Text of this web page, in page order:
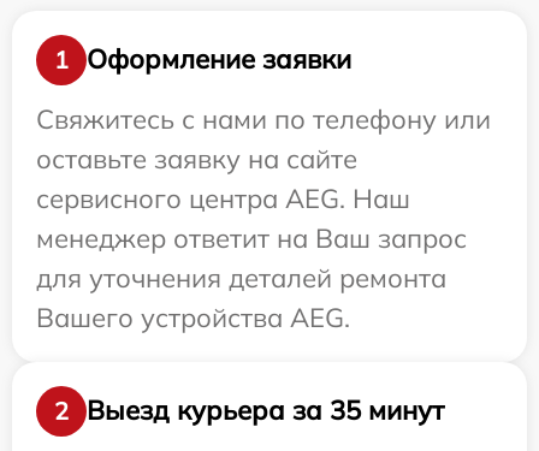
1
Оформление заявки
Свяжитесь с нами по телефону или
оставьте заявку на сайте
сервисного центра AEG. Наш
менеджер ответит на Ваш запрос
для уточнения деталей ремонта
Вашего устройства AEG.
2
Выезд курьера за 35 минут